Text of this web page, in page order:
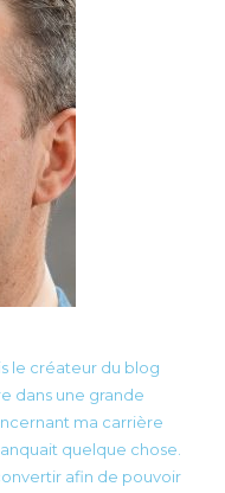
le créateur du blog
dans une grande
ma carrière
quelque chose.
afin de pouvoir